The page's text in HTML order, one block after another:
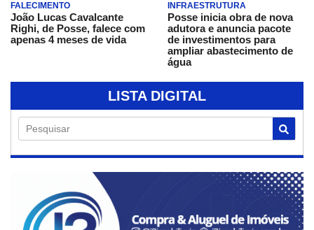
FALECIMENTO
João Lucas Cavalcante
Righi, de Posse, falece com
apenas 4 meses de vida
INFRAESTRUTURA
Posse inicia obra de nova
adutora e anuncia pacote
de investimentos para
ampliar abastecimento de
água
LISTA DIGITAL
Pesquisar